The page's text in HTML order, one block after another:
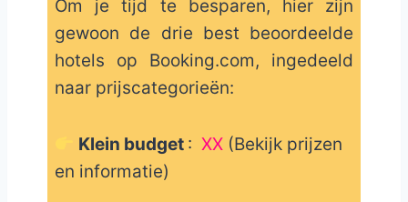
Om je tijd te besparen, hier zijn
gewoon de drie best beoordeelde
hotels op Booking.com, ingedeeld
naar prijscategorieën:
Klein budget : XX(Bekijk prijzen
en informatie)